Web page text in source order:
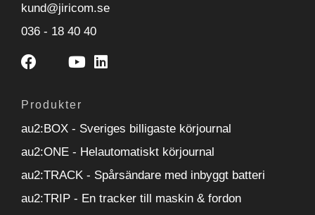
kund@jiricom.se
036 - 18 40 40
Produkter
au2:BOX - Sveriges billigaste körjournal
au2:ONE - Helautomatiskt körjournal
au2:TRACK - Spårsändare med inbyggt batteri
au2:TRIP - En tracker till maskin & fordon